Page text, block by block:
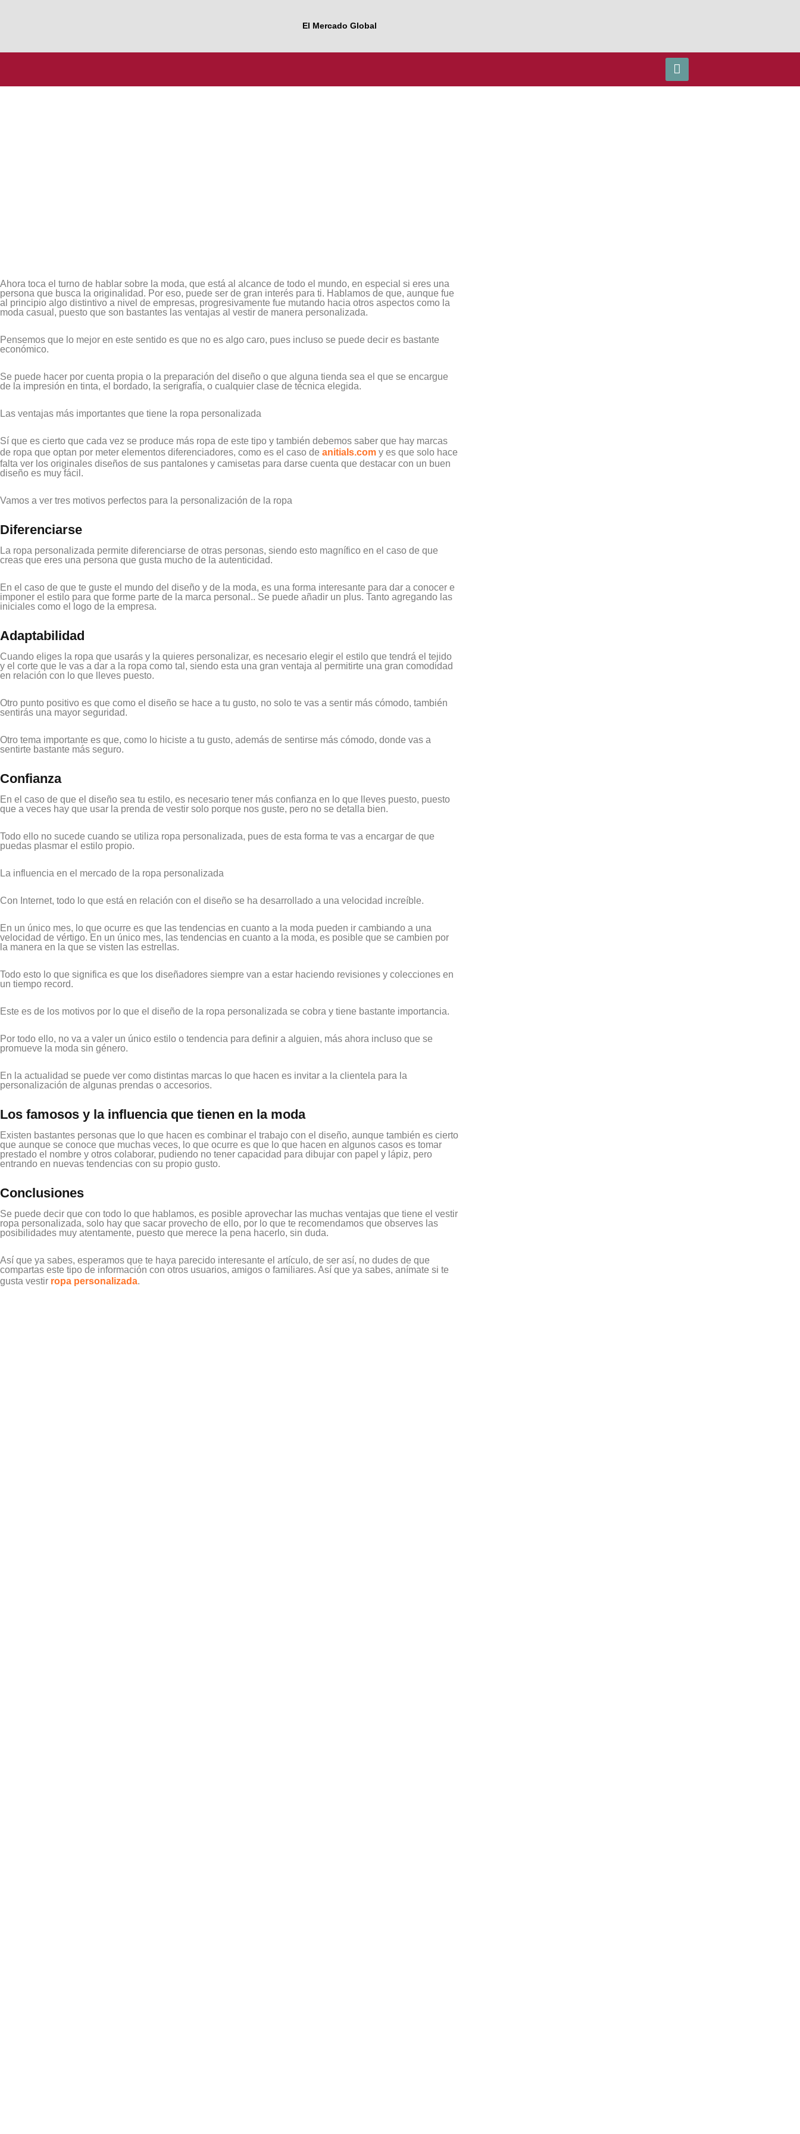
El Mercado Global
Ahora toca el turno de hablar sobre la moda, que está al alcance de todo el mundo, en especial si eres una
persona que busca la originalidad. Por eso, puede ser de gran interés para ti. Hablamos de que, aunque fue
al principio algo distintivo a nivel de empresas, progresivamente fue mutando hacia otros aspectos como la
moda casual, puesto que son bastantes las ventajas al vestir de manera personalizada.
Pensemos que lo mejor en este sentido es que no es algo caro, pues incluso se puede decir es bastante
económico.
Se puede hacer por cuenta propia o la preparación del diseño o que alguna tienda sea el que se encargue
de la impresión en tinta, el bordado, la serigrafía, o cualquier clase de técnica elegida.
Las ventajas más importantes que tiene la ropa personalizada
Sí que es cierto que cada vez se produce más ropa de este tipo y también debemos saber que hay marcas
de ropa que optan por meter elementos diferenciadores, como es el caso de anitials.com y es que solo hace
falta ver los originales diseños de sus pantalones y camisetas para darse cuenta que destacar con un buen
diseño es muy fácil.
Vamos a ver tres motivos perfectos para la personalización de la ropa
Diferenciarse
La ropa personalizada permite diferenciarse de otras personas, siendo esto magnífico en el caso de que
creas que eres una persona que gusta mucho de la autenticidad.
En el caso de que te guste el mundo del diseño y de la moda, es una forma interesante para dar a conocer e
imponer el estilo para que forme parte de la marca personal.. Se puede añadir un plus. Tanto agregando las
iniciales como el logo de la empresa.
Adaptabilidad
Cuando eliges la ropa que usarás y la quieres personalizar, es necesario elegir el estilo que tendrá el tejido
y el corte que le vas a dar a la ropa como tal, siendo esta una gran ventaja al permitirte una gran comodidad
en relación con lo que lleves puesto.
Otro punto positivo es que como el diseño se hace a tu gusto, no solo te vas a sentir más cómodo, también
sentirás una mayor seguridad.
Otro tema importante es que, como lo hiciste a tu gusto, además de sentirse más cómodo, donde vas a
sentirte bastante más seguro.
Confianza
En el caso de que el diseño sea tu estilo, es necesario tener más confianza en lo que lleves puesto, puesto
que a veces hay que usar la prenda de vestir solo porque nos guste, pero no se detalla bien.
Todo ello no sucede cuando se utiliza ropa personalizada, pues de esta forma te vas a encargar de que
puedas plasmar el estilo propio.
La influencia en el mercado de la ropa personalizada
Con Internet, todo lo que está en relación con el diseño se ha desarrollado a una velocidad increíble.
En un único mes, lo que ocurre es que las tendencias en cuanto a la moda pueden ir cambiando a una
velocidad de vértigo. En un único mes, las tendencias en cuanto a la moda, es posible que se cambien por
la manera en la que se visten las estrellas.
Todo esto lo que significa es que los diseñadores siempre van a estar haciendo revisiones y colecciones en
un tiempo record.
Este es de los motivos por lo que el diseño de la ropa personalizada se cobra y tiene bastante importancia.
Por todo ello, no va a valer un único estilo o tendencia para definir a alguien, más ahora incluso que se
promueve la moda sin género.
En la actualidad se puede ver como distintas marcas lo que hacen es invitar a la clientela para la
personalización de algunas prendas o accesorios.
Los famosos y la influencia que tienen en la moda
Existen bastantes personas que lo que hacen es combinar el trabajo con el diseño, aunque también es cierto
que aunque se conoce que muchas veces, lo que ocurre es que lo que hacen en algunos casos es tomar
prestado el nombre y otros colaborar, pudiendo no tener capacidad para dibujar con papel y lápiz, pero
entrando en nuevas tendencias con su propio gusto.
Conclusiones
Se puede decir que con todo lo que hablamos, es posible aprovechar las muchas ventajas que tiene el vestir
ropa personalizada, solo hay que sacar provecho de ello, por lo que te recomendamos que observes las
posibilidades muy atentamente, puesto que merece la pena hacerlo, sin duda.
Así que ya sabes, esperamos que te haya parecido interesante el artículo, de ser así, no dudes de que
compartas este tipo de información con otros usuarios, amigos o familiares. Así que ya sabes, anímate si te
gusta vestir ropa personalizada.